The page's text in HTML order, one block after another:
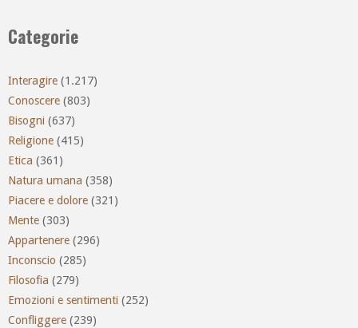
Categorie
Interagire (1.217)
Conoscere (803)
Bisogni (637)
Religione (415)
Etica (361)
Natura umana (358)
Piacere e dolore (321)
Mente (303)
Appartenere (296)
Inconscio (285)
Filosofia (279)
Emozioni e sentimenti (252)
Confliggere (239)